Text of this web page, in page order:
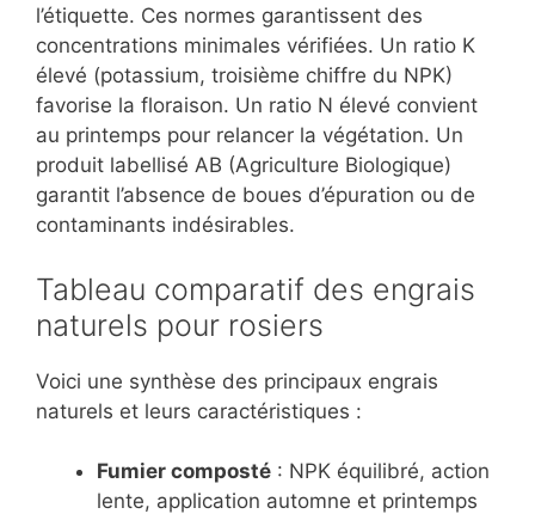
l’étiquette. Ces normes garantissent des
concentrations minimales vérifiées. Un ratio K
élevé (potassium, troisième chiffre du NPK)
favorise la floraison. Un ratio N élevé convient
au printemps pour relancer la végétation. Un
produit labellisé AB (Agriculture Biologique)
garantit l’absence de boues d’épuration ou de
contaminants indésirables.
Tableau comparatif des engrais
naturels pour rosiers
Voici une synthèse des principaux engrais
naturels et leurs caractéristiques :
Fumier composté : NPK équilibré, action
lente, application automne et printemps